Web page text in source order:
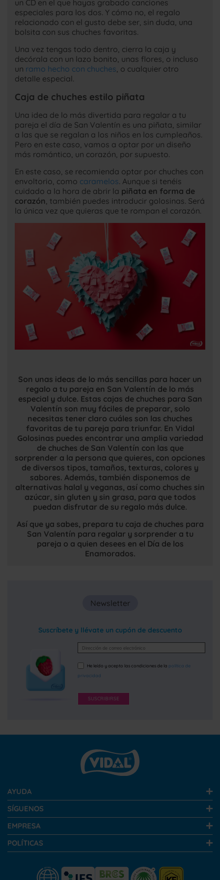
un CD en el que hayas grabado canciones
especiales para los dos. Y cómo no, el regalo
relacionado con el gusto debe ser, sin duda, una
bolsita con sus chuches favoritas.
Una vez tengas todo dentro, cierra la caja y
decórala con un lazo bonito, unas flores, o incluso
un ramo hecho con chuches , o cualquier otro
detalle especial.
Caja de chuches estilo piñata
Una idea de lo más divertida para regalar a tu
pareja el día de San Valentín es una piñata, similar
a las que se regalan a los niños en los cumpleaños.
Pero en este caso, vamos a optar por un diseño
más romántico, un corazón, por supuesto.
En este caso, se recomienda optar por chuches con
envoltorio, como caramelos. Aunque si tenéis
cuidado a la hora de abrir la piñata en forma de
corazón , también puedes introducir golosinas. Será
la única vez que quieras que te rompan el corazón.
Son unas ideas de lo más sencillas para hacer un
regalo a tu pareja en San Valentín de lo más
especial y dulce. Estas cajas de chuches para San
Valentín son muy fáciles de preparar, solo
necesitas tener claro cuáles son las chuches
favoritas de tu pareja para triunfar. En Vidal
Golosinas puedes encontrar una amplia variedad
de chuches de San Valentín con las que
sorprender a la persona que quieres, con opciones
de diversos tipos, tamaños, texturas, colores y
sabores. Además, también disponemos de
alternativas halal y veganas, así como chuches sin
azúcar, sin gluten y sin grasa, para que todos
puedan disfrutar de su regalo más dulce.
Así que ya sabes, prepara tu caja de chuches para
San Valentín para regalar y sorprender a tu
pareja o a quien desees en el Día de los
Enamorados.
Newsletter
Suscríbete y llévate un cupón de descuento
He leído y acepto las condiciones de la política de
privacidad
SUSCRIBIRSE
AYUDA
SÍGUENOS
EMPRESA
POLÍTICAS